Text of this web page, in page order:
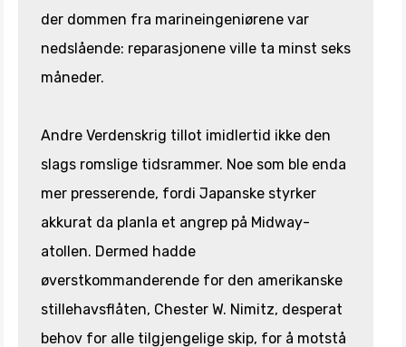
der dommen fra marineingeniørene var
nedslående: reparasjonene ville ta minst seks
måneder.
Andre Verdenskrig tillot imidlertid ikke den
slags romslige tidsrammer. Noe som ble enda
mer presserende, fordi Japanske styrker
akkurat da planla et angrep på Midway-
atollen. Dermed hadde
øverstkommanderende for den amerikanske
stillehavsflåten, Chester W. Nimitz, desperat
behov for alle tilgjengelige skip, for å motstå